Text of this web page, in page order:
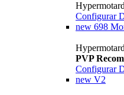
Configurar
new 698
PVP
Configurar
new V2